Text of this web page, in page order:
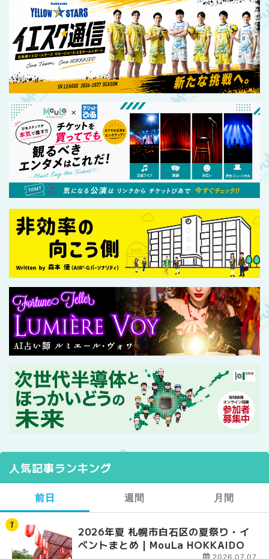
人気記事ランキング
前日
2026年夏 札幌市白石区の夏祭り・イ
ベントまとめ | MouLa HOKKAIDO
2026.07.07
週間
【2026年最新】札幌
ガーデン｜オープン日
月間
【2026年最新】札幌
ガーデン｜オープン日